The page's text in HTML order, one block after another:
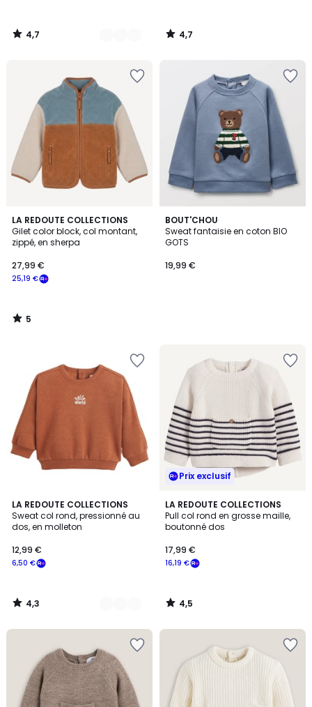
4,7
/
4,7
/
LA REDOUTE COLLECTIONS
Gilet color block, col montant,
zippé, en sherpa
25,19 €
27,99 €
5
/
5
5
/
BOUT'CHOU
Sweat fantaisie en coton BIO
GOTS
19,99 €
LA REDOUTE COLLECTIONS
Sweat col rond, pressionné au
dos, en molleton
6,50 €
12,99 €
4,3
/ 5
2
Couleurs
4,3
/
Prix exclusif
LA REDOUTE COLLECTIONS
Pull col rond en grosse maille,
boutonné dos
16,19 €
17,99 €
4,5
/ 5
4,5
/